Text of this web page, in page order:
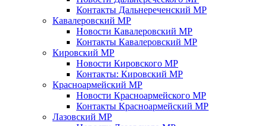
Контакты Дальнереченский МР
Кавалеровский МР
Новости Кавалеровский МР
Контакты Кавалеровский МР
Кировский МР
Новости Кировского МР
Контакты: Кировский МР
Красноармейский МР
Новости Красноармейского МР
Контакты Красноармейский МР
Лазовский МР